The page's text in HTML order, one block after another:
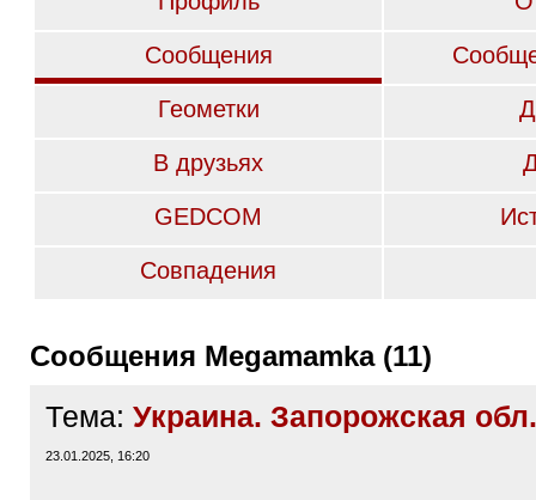
Сообщения
Геометки
В друзьях
GEDCOM
Совпадения
Сообщения Megamamka (11)
Тема: Украина. Запорожская обл.
23.01.2025, 16:20